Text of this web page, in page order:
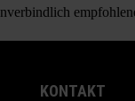
KONTAKT